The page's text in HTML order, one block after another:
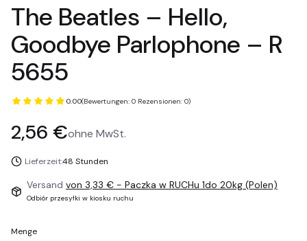
The Beatles ‎– Hello,
Goodbye Parlophone ‎– R
5655
0.00(Bewertungen: 0 Rezensionen: 0)
Preis
2,56 €ohne MwSt.
Lieferzeit:48 Stunden
Versand von 3,33 € - Paczka w RUCHu 1do 20kg (Polen)
Odbiór przesyłki w kiosku ruchu
Menge